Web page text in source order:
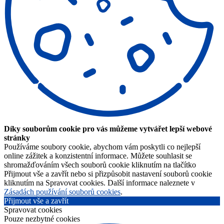
Díky souborům cookie pro vás můžeme vytvářet lepší webové
stránky
Používáme soubory cookie, abychom vám poskytli co nejlepší
online zážitek a konzistentní informace. Můžete souhlasit se
shromažďováním všech souborů cookie kliknutím na tlačítko
Přijmout vše a zavřít nebo si přizpůsobit nastavení souborů cookie
kliknutím na Spravovat cookies. Další informace naleznete v
Zásadách používání souborů cookies.
Přijmout vše a zavřít
Spravovat cookies
Pouze nezbytné cookies